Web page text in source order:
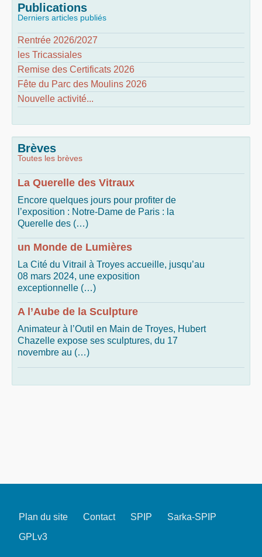
Publications
Derniers articles publiés
Rentrée 2026/2027
les Tricassiales
Remise des Certificats 2026
Fête du Parc des Moulins 2026
Nouvelle activité...
Brèves
Toutes les brèves
La Querelle des Vitraux
Encore quelques jours pour profiter de
l’exposition : Notre-Dame de Paris : la
Querelle des (…)
un Monde de Lumières
La Cité du Vitrail à Troyes accueille, jusqu’au
08 mars 2024, une exposition
exceptionnelle (…)
A l’Aube de la Sculpture
Animateur à l’Outil en Main de Troyes, Hubert
Chazelle expose ses sculptures, du 17
novembre au (…)
Plan du site Contact SPIP
Sarka-SPIP
GPLv3